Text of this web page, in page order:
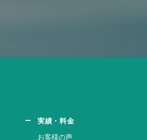
実績・料金
お客様の声